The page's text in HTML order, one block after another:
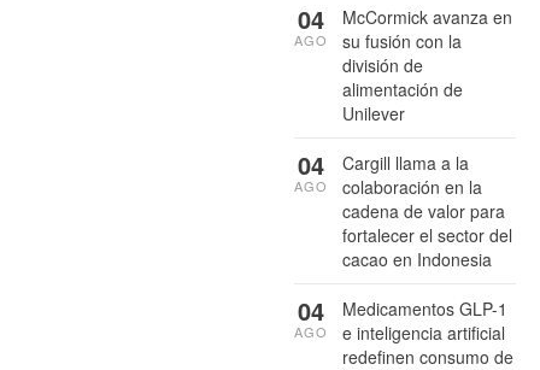
McCormick avanza en
su fusión con la
división de
alimentación de
Unilever
04
AGO
Cargill llama a la
colaboración en la
cadena de valor para
fortalecer el sector del
cacao en Indonesia
04
AGO
Medicamentos GLP-1
e inteligencia artificial
redefinen consumo de
04
AGO